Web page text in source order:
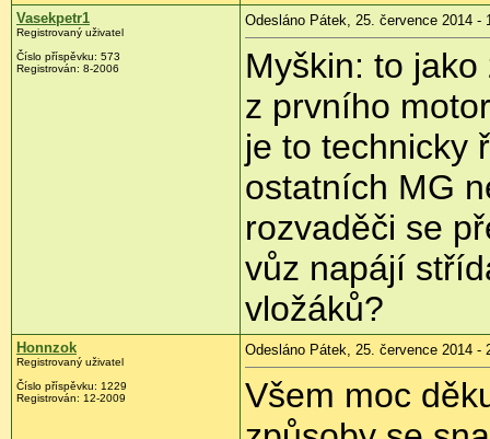
Vasekpetr1
Registrovaný uživatel
Číslo příspěvku: 573
Registrován: 8-2006
Odesláno Pátek, 25. července 2014 -
Myškin: to
z prvního
je to technicky
ostatních MG
rozvaděči se
vůz napájí
vložáků?
Honnzok
Registrovaný uživatel
Číslo příspěvku: 1229
Registrován: 12-2009
Odesláno Pátek, 25. července 2014 -
Všem moc